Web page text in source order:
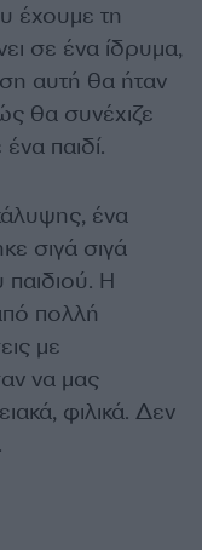
έχουμε τη
σε ένα ίδρυμα,
αυτή θα ήταν
θα συνέχιζε
παιδί.
ένα
σιγά σιγά
παιδιού. Η
πολλή
με
να μας
φιλικά. Δεν